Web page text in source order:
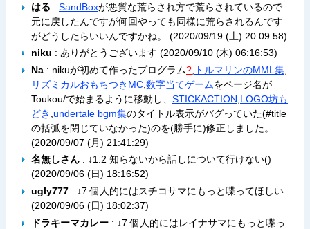
はる : SandBoxが悪質な荒らされ方で荒らされているので
元に戻したんですが何回やっても同様に荒らされるんです
がどうしたらいいんですかね。 (2020/09/19 (土) 20:09:58)
niku : ありがとうございます (2020/09/10 (木) 06:16:53)
Na: nikuが初めて作ったプログラム?, トルマリンのMML集,
リズミカルおもちつきMC, 数字当てゲームをページ名が
Toukou/で始まるように移動し、 STICKACTION LOGO坊も
どき undertale bgm集のタイトル表示がバグっていた(#title
の括弧を閉じていなかった)のを(勝手に)修正しました。
(2020/09/07 (月) 21:41:29)
名無しさん: ↓1.2 知らないから話しについて行けない()
(2020/09/06 (日) 18:16:52)
ugly777: ↓7 個人的にはスチコサマにもっと喋ってほしい
(2020/09/06 (日) 18:02:37)
ドラキーマカレー: ↓7 個人的にはレイナサマにもっと喋っ